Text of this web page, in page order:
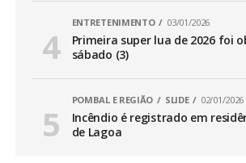
ENTRETENIMENTO 03/01/2026
Primeira super lua de 2026 foi
sábado (3)
POMBAL E REGIÃO SLIDE 02/01/2026
Incêndio é registrado em
de Lagoa